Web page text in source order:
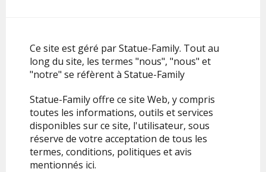
Ce site est géré parStatue-Family. Tout au
long du site, les termes "nous", "nous" et
"notre" se réfèrent à Statue-Family
Statue-Familyoffre ce site Web, y compris
toutes les informations, outils et services
disponibles sur ce site, l'utilisateur, sous
réserve de votre acceptation de tous les
termes, conditions, politiques et avis
mentionnés ici.